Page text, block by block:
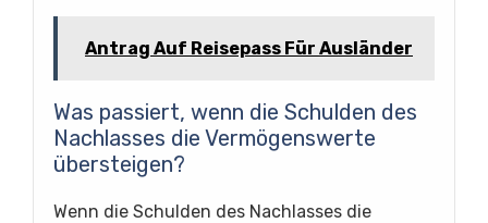
Antrag Auf Reisepass Für Ausländer
Was passiert, wenn die Schulden des
Nachlasses die Vermögenswerte
übersteigen?
Wenn die Schulden des Nachlasses die